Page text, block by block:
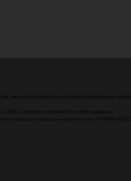
мы не публикуем сообщения, содержащие
зарегистрировано Роскомнадзором.
и среднего предпринимательства «ОПОРА